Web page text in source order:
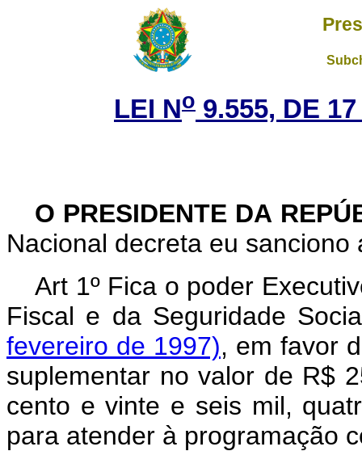
LEI No 9.555, DE
O PRESIDENTE DA
Nacional decreta eu sanciono
Art 1º Fica o poder
Fiscal e da Seguridade
fevereiro de 1997), em favor
suplementar no valor de R$
cento e vinte e seis mil,
para atender à programação